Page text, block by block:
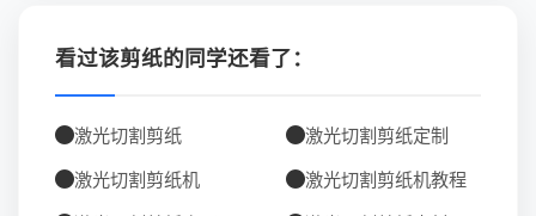
看过该剪纸的同学还看了：
激光切割剪纸 激光切割剪纸定制
激光切割剪纸机 激光切割剪纸机教程